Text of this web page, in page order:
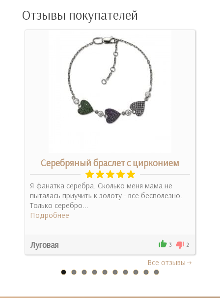
Отзывы покупателей
Серебряный браслет с цирконием
Я фанатка серебра. Сколько меня мама не
пыталась приучить к золоту - все бесполезно.
Только серебро...
Подробнее
Луговая 3 2
Все отзывы